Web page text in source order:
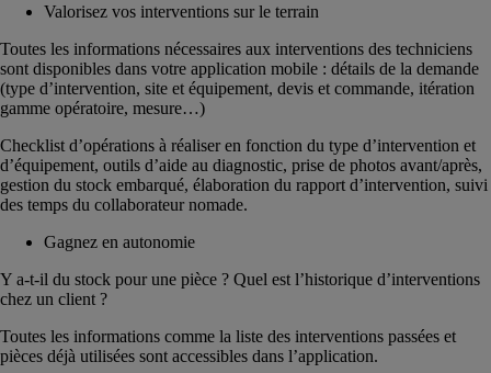
Valorisez vos interventions sur le terrain
Toutes les informations nécessaires aux interventions des techniciens
sont disponibles dans votre application mobile : détails de la demande
(type d’intervention, site et équipement, devis et commande, itération
gamme opératoire, mesure…)
Checklist d’opérations à réaliser en fonction du type d’intervention et
d’équipement, outils d’aide au diagnostic, prise de photos avant/après,
gestion du stock embarqué, élaboration du rapport d’intervention, suivi
des temps du collaborateur nomade.
Gagnez en autonomie
Y a-t-il du stock pour une pièce ? Quel est l’historique d’interventions
chez un client ?
Toutes les informations comme la liste des interventions passées et
pièces déjà utilisées sont accessibles dans l’application.